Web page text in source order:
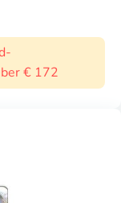
€ 172